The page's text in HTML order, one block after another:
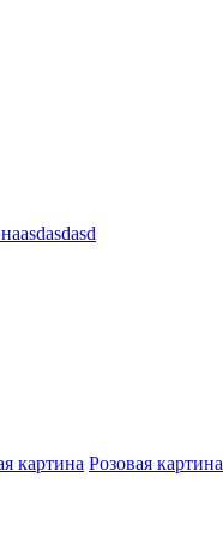
картина Розовая картина